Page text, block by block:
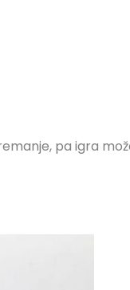
pa igra